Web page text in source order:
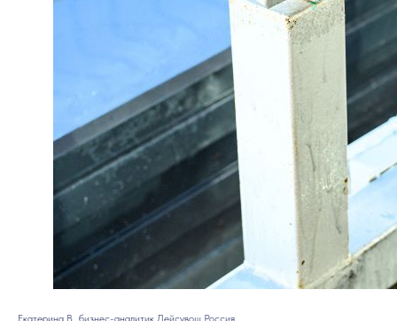
Екатерина В., бизнес-аналитик Лейсувош Россия